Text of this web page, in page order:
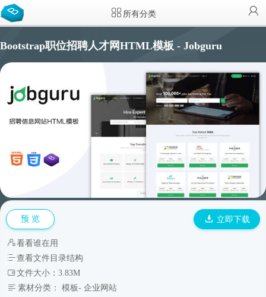
所有分类
Bootstrap职位招聘人才网HTML模板 - Jobguru
预 览 立即下载
看看谁在用
查看文件目录结构
文件大小：3.83M
素材分类： 模板- 企业网站